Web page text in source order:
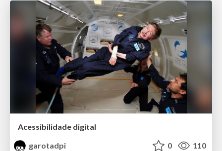
Acessibilidade digital
garotadpi
0 110